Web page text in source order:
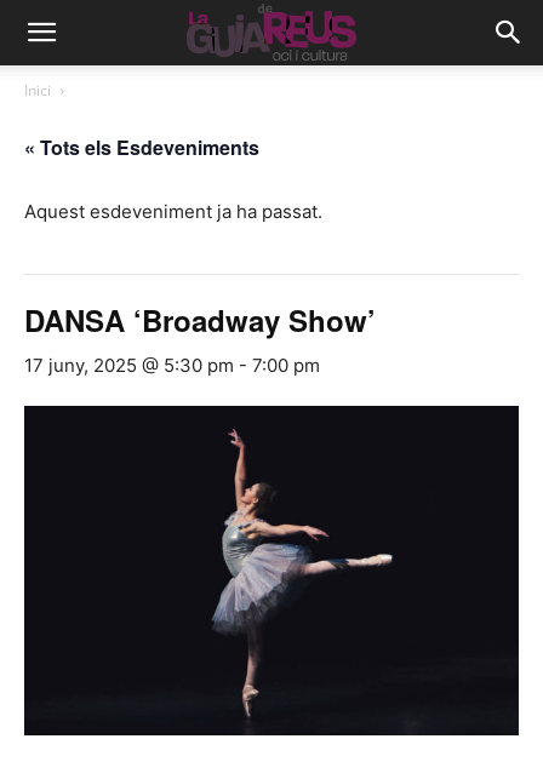
Inici
« Tots els Esdeveniments
Aquest esdeveniment ja ha passat.
DANSA ‘Broadway Show’
17 juny, 2025 @ 5:30 pm - 7:00 pm